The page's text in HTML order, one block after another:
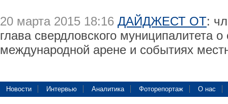
20 марта 2015 18:16 ДАЙДЖЕСТ ОТ:
глава свердловского муниципалитета о
международной арене и событиях
Новости Интервью Аналитика Фоторепортаж О нас